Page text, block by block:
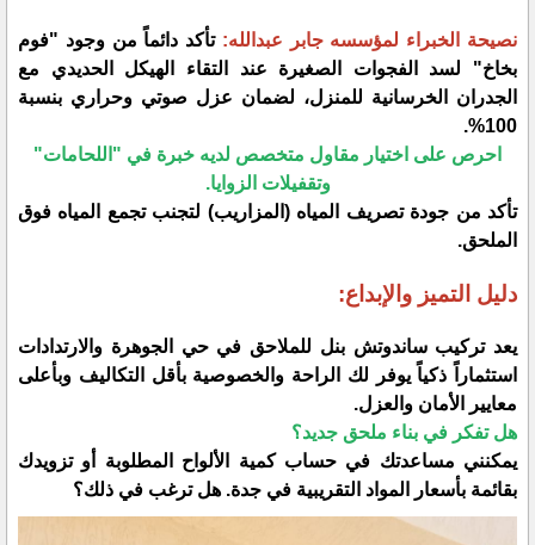
​نصيحة الخبراء لمؤسسه جابر عبدالله:تأكد دائماً من وجود "فوم
بخاخ" لسد الفجوات الصغيرة عند التقاء الهيكل الحديدي مع
الجدران الخرسانية للمنزل، لضمان عزل صوتي وحراري بنسبة
100%.
​احرص على اختيار مقاول متخصص لديه خبرة في "اللحامات"
وتقفيلات الزوايا.
​تأكد من جودة تصريف المياه (المزاريب) لتجنب تجمع المياه فوق
الملحق.
​دليل التميز والإبداع:
​يعد تركيب ساندوتش بنل للملاحق في حي الجوهرة والارتدادات
استثماراً ذكياً يوفر لك الراحة والخصوصية بأقل التكاليف وبأعلى
معايير الأمان والعزل.
​هل تفكر في بناء ملحق جديد؟
يمكنني مساعدتك في حساب كمية الألواح المطلوبة أو تزويدك
بقائمة بأسعار المواد التقريبية في جدة. هل ترغب في ذلك؟